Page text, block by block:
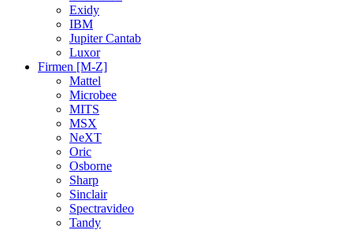
Exidy
IBM
Jupiter Cantab
Luxor
Firmen [M-Z]
Mattel
Microbee
MITS
MSX
NeXT
Oric
Osborne
Sharp
Sinclair
Spectravideo
Tandy